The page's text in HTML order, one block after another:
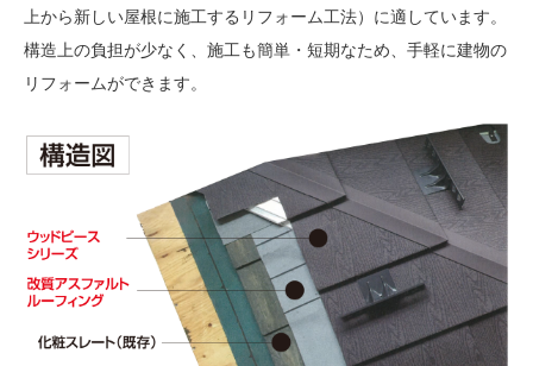
上から新しい屋根に施工するリフォーム工法）に適しています。
構造上の負担が少なく、施工も簡単・短期なため、手軽に建物の
リフォームができます。